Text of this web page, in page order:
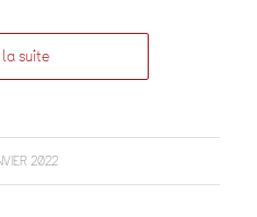
la suite
2022